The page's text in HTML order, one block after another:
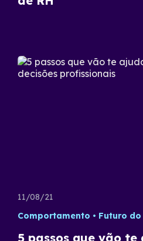
11/08/21
Comportamento
Futuro
5 passos que vão